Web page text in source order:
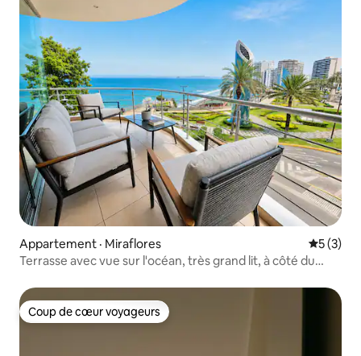
Appartement · Miraflores Note
5 (3)
Terrasse avec vue sur l'océan, très grand lit, à côté du
Coup de cœur voyageurs
Coup de cœur voyageurs